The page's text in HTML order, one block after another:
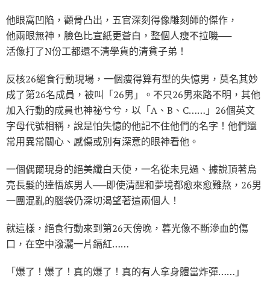
他眼窩凹陷，顴骨凸出，五官深刻得像雕刻師的傑作，
他兩眼無神，臉色比宣紙更蒼白，整個人瘦不拉嘰──
活像打了N份工都還不清學貨的清貧子弟！
反核26絕食行動現場，一個瘦得算有型的失憶男，莫名其妙
成了第26名成員，被叫「26男」。不只26男來路不明，其他
加入行動的成員也神祕兮兮，以「A、B、C……」26個英文
字母代號相稱，說是怕失憶的他記不住他們的名字！他們還
常用異常關心、感傷或別有深意的眼神看他。
一個偶爾現身的絕美纖白天使，一名從未見過、據說頂著烏
亮長髮的達悟族男人──即使清醒和夢境都愈來愈難熬，26男
一團混亂的腦袋仍深切渴望著這兩個人！
就這樣，絕食行動來到第26天傍晚，暮光像不斷滲血的傷
口，在空中潑灑一片鎘紅……
「爆了！爆了！真的爆了！真的有人拿身體當炸彈……」